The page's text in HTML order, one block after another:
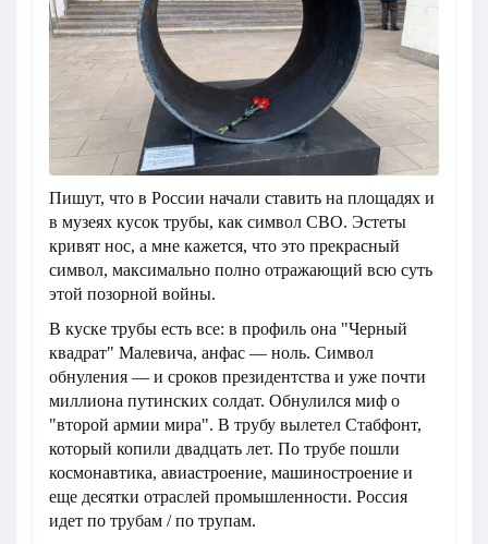
Пишут, что в России начали ставить на площадях и
в музеях кусок трубы, как символ СВО. Эстеты
кривят нос, а мне кажется, что это прекрасный
символ, максимально полно отражающий всю суть
этой позорной войны.
В куске трубы есть все: в профиль она "Черный
квадрат" Малевича, анфас — ноль. Символ
обнуления — и сроков президентства и уже почти
миллиона путинских солдат. Обнулился миф о
"второй армии мира". В трубу вылетел Стабфонт,
который копили двадцать лет. По трубе пошли
космонавтика, авиастроение, машиностроение и
еще десятки отраслей промышленности. Россия
идет по трубам / по трупам.